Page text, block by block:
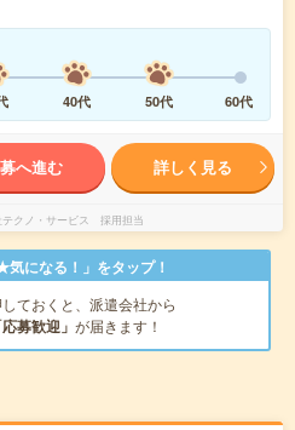
40代 50代 60代
へ進む 詳しく見る
テクノ・サービス 採用担当
になる！」をタップ！
しておくと、派遣会社から
応募歓迎」 が届きます！